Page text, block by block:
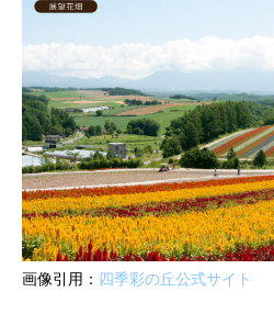
画像引用： 四季彩の丘公式サイト